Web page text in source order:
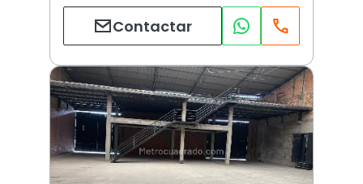
Contactar